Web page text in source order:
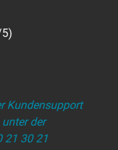
Kundensupport
der
21 30 21